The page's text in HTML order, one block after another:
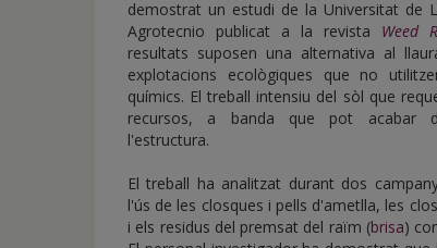
demostrat un estudi de la Universitat de
Agrotecnio publicat a la revista Weed
resultats suposen una alternativa al
explotacions ecològiques que no
químics. El treball intensiu del sòl que
recursos, a banda que pot acabar
l'estructura.
El treball ha analitzat durant dos
l'ús de les closques i pells d'ametlla, les
i els residus del premsat del raïm (brisa)